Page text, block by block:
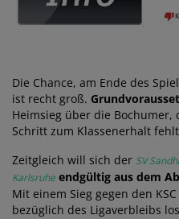
Die Chance, am Ende des
ist recht groß.
Heimsieg über die
Schritt zum Klassenerhalt
Zeitgleich will sich der SV
Karlsruhe endgültig aus dem
Mit einem Sieg gegen den
bezüglich des Ligaverbleibs